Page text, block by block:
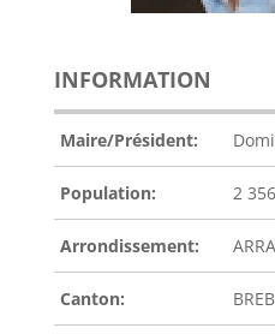
INFORMATION
Maire/Président:
Population: 2 356
Arrondissement:
Canton: